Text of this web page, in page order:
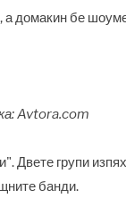
домакин бе
Avtora.com
Двете групи
банди.